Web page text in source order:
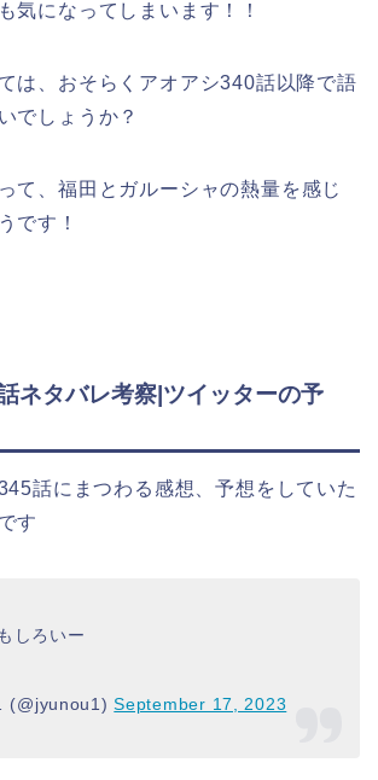
気になってしまいます！！
は、おそらくアオアシ340話以降で語
でしょうか？
て、福田とガルーシャの熱量を感じ
です！
ネタバレ考察|ツイッターの予
話にまつわる感想、予想をしていた
す
しろいー
September 17, 2023